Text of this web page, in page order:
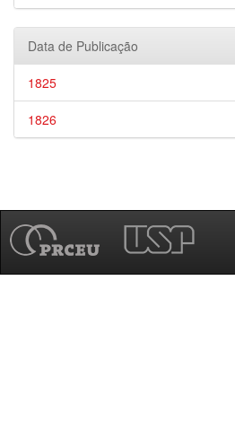
Data de Publicação
1825
1826